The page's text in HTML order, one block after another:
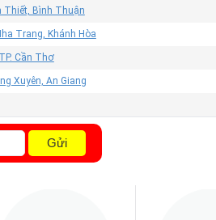
Thiết, Bình Thuận
Trang, Khánh Hòa
Cần Thơ
Xuyên, An Giang
Gửi